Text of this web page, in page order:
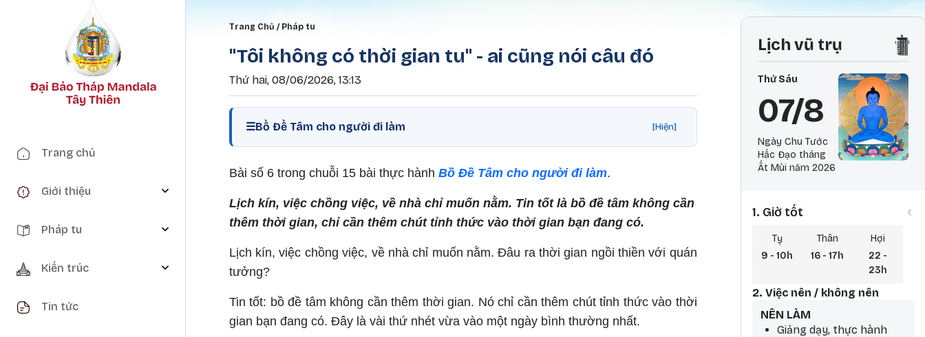
Main navigation
Trang chủ
Giới thiệu
Pháp tu
Kiến trúc
Tin tức
Breadcrumb
Trang Chủ Pháp tu
"Tôi không có thời gian tu" - ai cũng nói câu đó
Thứ hai, 08/06/2026, 13:13
☰Bồ Đề Tâm cho người đi làm [Hiện]
Bài số 6 trong chuỗi 15 bài thực hành Bồ Đề Tâm cho người đi làm.
Lịch kín, việc chồng việc, về nhà chỉ muốn nằm. Tin tốt là bồ đề tâm không cần
thêm thời gian, chỉ cần thêm chút tỉnh thức vào thời gian bạn đang có.
Lịch kín, việc chồng việc, về nhà chỉ muốn nằm. Đâu ra thời gian ngồi thiền với quán
tưởng?
Tin tốt: bồ đề tâm không cần thêm thời gian. Nó chỉ cần thêm chút tỉnh thức vào thời
gian bạn đang có. Đây là vài thứ nhét vừa vào một ngày bình thường nhất.
Lịch vũ trụ
Thứ Sáu
07/8
Ngày Chu Tước
Hắc Đạo tháng
Ất Mùi năm 2026
1. Giờ tốt ‹
Tỵ
9 - 10h
Thân
16 - 17h
Hợi
22 -
23h
2. Việc nên / không nên
NÊN LÀM
Giảng dạy, thực hành